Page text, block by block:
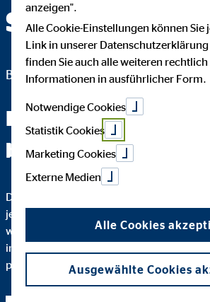
Stoll —
Bezirksdirektor für die OVB
Fachchinesisch
bei mir nicht hören.
Das wichtigste an einer guten
jeden Schritt verstehen. Darum erkläre ich
warum ich eine bestimmte Finanzlösung
inwiefern diese zu Ihnen und Ihren
passt.
anzeigen".
Alle Cookie-Einstellungen können Sie
Link in unserer
finden Sie auch alle weiteren
Informationen in ausführlicher Form.
Notwendige Cookies
Statistik Cookies
Marketing Cookies
Externe Medien
Alle Cookies
Ausgewählte Cookies